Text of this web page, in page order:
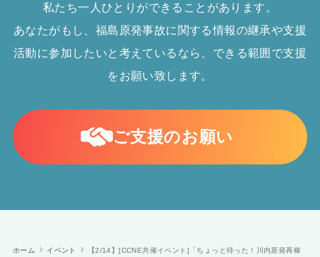
私たち一人ひとりができることがあります。
あなたがもし、福島原発事故に関する情報の継承や支援
活動に参加したいと考えているなら、できる範囲で支援
をお願い致します。
ご支援のお願い
ホーム イベント
【2/14】[CCNE共催イベント]「ちょっと待った！川内原発再稼